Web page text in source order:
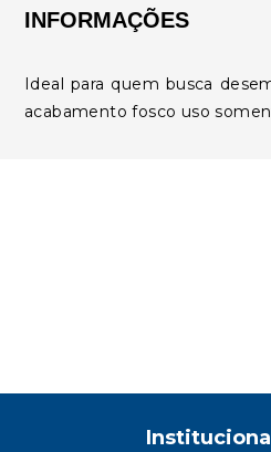
INFORMAÇÕES
Ideal para quem busca
acabamento fosco uso
Institucional